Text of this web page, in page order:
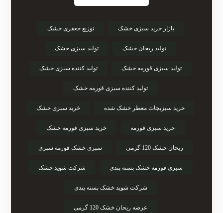
بازار خرید سبزی خشک توزیع جعفری خشک
تولید ریحان خشک تولید سبزی خشک
تولید سبزی قورمه خشک تولید کننده سبزی خشک
تولید کننده سبزی قورمه خشک
خرید سبزیجات معطر خشک شده خرید سبزی خشک
خرید سبزی قورمه خرید سبزی قورمه خشک
ریحان خشک 120 گرمی سبزی خشک قورمه سبزی
سبزی قورمه خشک بسته بندی شرکت شوید خشک
شرکت شوید خشک بسته بندی
عرضه ریحان خشک 120 گرمی